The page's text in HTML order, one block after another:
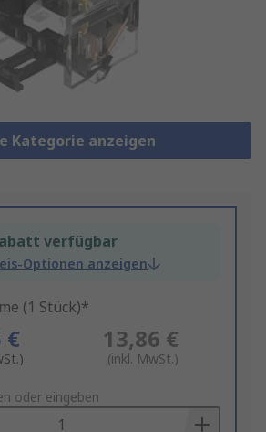
Kategorie anzeigen
verfügbar
Optionen anzeigen
(1 Stück)*
€ 13,86 €
(inkl. MwSt.)
oder eingeben